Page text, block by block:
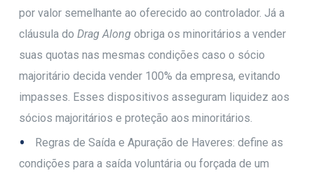
por valor semelhante ao oferecido ao controlador. Já a
cláusula doDrag Along obriga os minoritários a vender
suas quotas nas mesmas condições caso o sócio
majoritário decida vender 100% da empresa, evitando
impasses. Esses dispositivos asseguram liquidez aos
sócios majoritários e proteção aos minoritários.
Regras de Saída e Apuração de Haveres: define as
condições para a saída voluntária ou forçada de um